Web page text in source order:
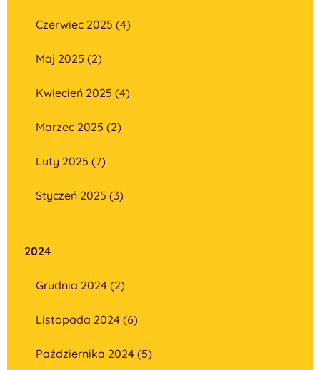
Czerwiec 2025 (4)
Maj 2025 (2)
Kwiecień 2025 (4)
Marzec 2025 (2)
Luty 2025 (7)
Styczeń 2025 (3)
2024
Grudnia 2024 (2)
Listopada 2024 (6)
Października 2024 (5)